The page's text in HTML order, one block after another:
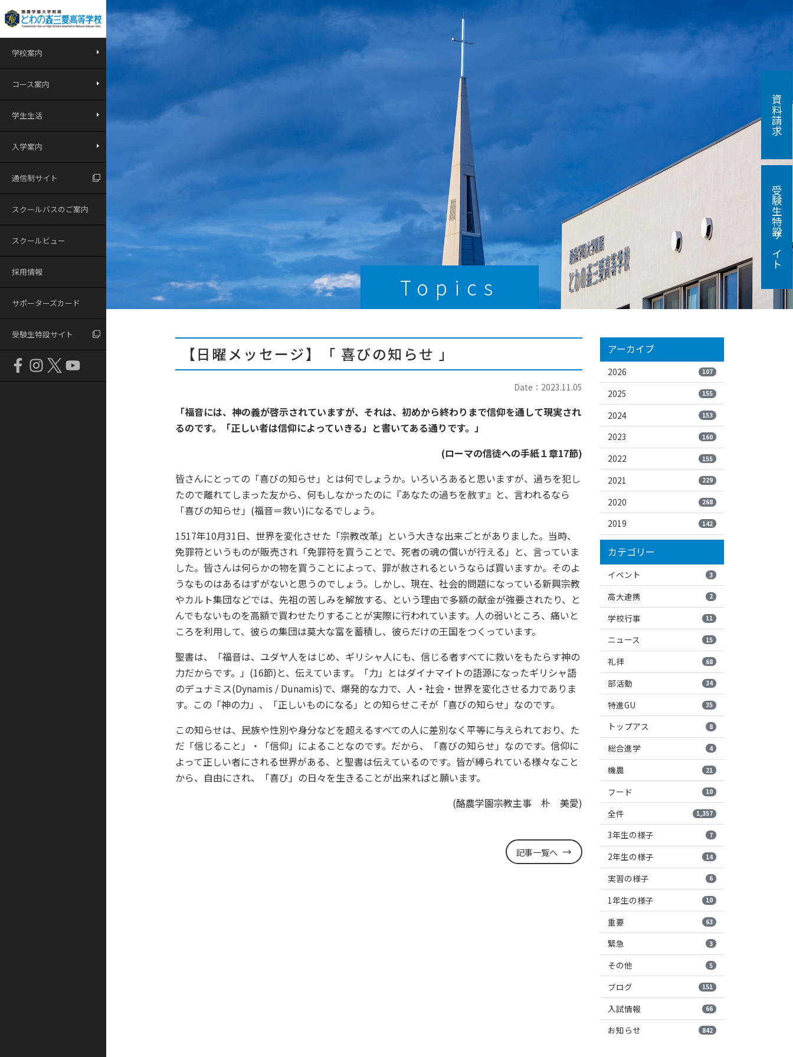
学校案内
コース案内
学生生活
入学案内
通信制サイト
スクールバスのご案内
スクールビュー
採用情報
サポーターズカード
受験生特設サイト
Topics
【日曜メッセージ】「 喜びの知らせ 」
Date：2023.11.05
「福音には、神の義が啓示されていますが、それは、初めから終わりまで信仰を通して現実され
るのです。「正しい者は信仰によっていきる」と書いてある通りです。」
(ローマの信徒への手紙１章17節)
皆さんにとっての「喜びの知らせ」とは何でしょうか。いろいろあると思いますが、過ちを犯し
たので離れてしまった友から、何もしなかったのに『あなたの過ちを赦す』と、言われるなら
「喜びの知らせ」(福音＝救い)になるでしょう。
1517年10月31日、世界を変化させた「宗教改革」という大きな出来ごとがありました。当時、
免罪符というものが販売され「免罪符を買うことで、死者の魂の償いが行える」と、言っていま
した。皆さんは何らかの物を買うことによって、罪が赦されるというならば買いますか。そのよ
うなものはあるはずがないと思うのでしょう。しかし、現在、社会的問題になっている新興宗教
やカルト集団などでは、先祖の苦しみを解放する、という理由で多額の献金が強要されたり、と
んでもないものを高額で買わせたりすることが実際に行われています。人の弱いところ、痛いと
ころを利用して、彼らの集団は莫大な富を蓄積し、彼らだけの王国をつくっています。
聖書は、「福音は、ユダヤ人をはじめ、ギリシャ人にも、信じる者すべてに救いをもたらす神の
力だからです。」(16節)と、伝えています。「力」とはダイナマイトの語源になったギリシャ語
のデュナミス(Dynamis / Dunamis)で、爆発的な力で、人・社会・世界を変化させる力でありま
す。この「神の力」、「正しいものになる」との知らせこそが「喜びの知らせ」なのです。
この知らせは、民族や性別や身分などを超えるすべての人に差別なく平等に与えられており、た
だ「信じること」・「信仰」によることなのです。だから、「喜びの知らせ」なのです。信仰に
よって正しい者にされる世界がある、と聖書は伝えているのです。皆が縛られている様々なこと
から、自由にされ、「喜び」の日々を生きることが出来ればと願います。
(酪農学園宗教主事 朴 美愛)
記事一覧へ
アーカイブ
2026 107
2025 155
2024 153
2023 160
2022 155
2021 229
2020 268
2019 142
カテゴリー
イベント 3
高大連携 2
学校行事 11
ニュース 15
礼拝 68
部活動 34
特進GU 35
トップアス 8
総合進学 4
機農 21
フード 10
全件 1,357
3年生の様子 7
2年生の様子 14
実習の様子 6
1年生の様子 10
重要 63
緊急 3
その他 5
ブログ 151
入試情報 66
お知らせ 842
資料請求
受験生特設サイト